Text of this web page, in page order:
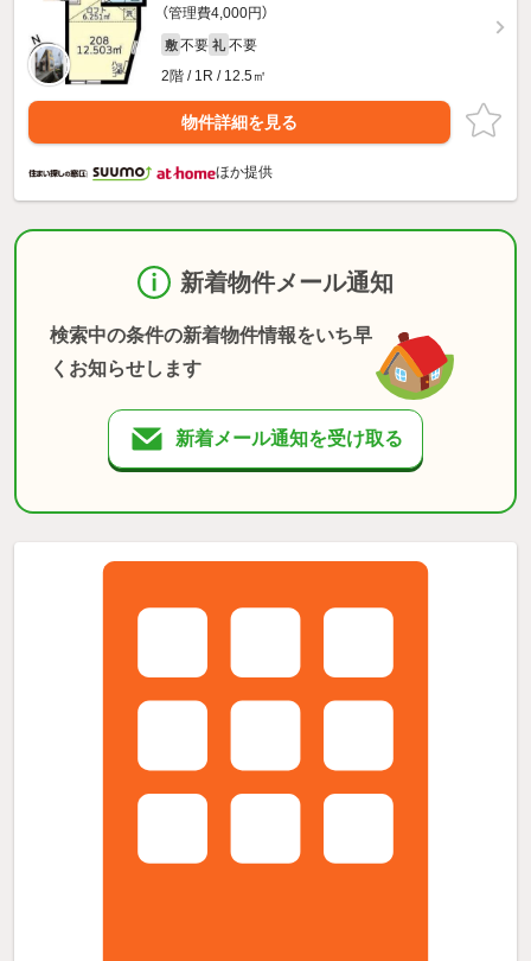
（管理費4,000円）
敷 不要 礼 不要
2階 / 1R / 12.5㎡
物件詳細を見る
ほか提供
新着物件メール通知
検索中の条件の新着物件情報をいち早
くお知らせします
新着メール通知を受け取る